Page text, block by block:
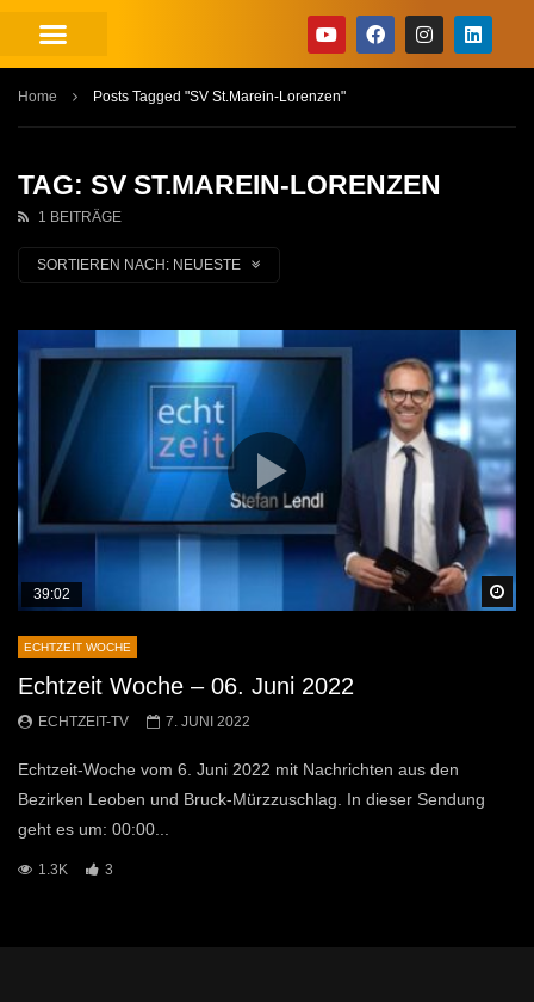
Home Posts Tagged "SV St.Marein-Lorenzen"
TAG: SV ST.MAREIN-LORENZEN
1 BEITRÄGE
SORTIEREN NACH: NEUESTE
39:02
ECHTZEIT WOCHE
Echtzeit Woche – 06. Juni 2022
ECHTZEIT-TV 7. JUNI 2022
Echtzeit-Woche vom 6. Juni 2022 mit Nachrichten aus den
Bezirken Leoben und Bruck-Mürzzuschlag. In dieser Sendung
geht es um: 00:00...
1.3K 3